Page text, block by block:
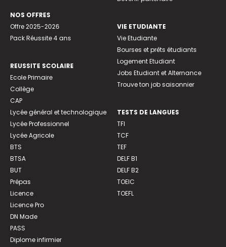
NOS OFFRES
Offre 2025-2026
Pack Réussite 4 ans
REUSSITE SCOLAIRE
Ecole Primaire
Collège
CAP
Lycée général et technologique
Lycée Professionnel
Lycée Agricole
BTS
BTSA
BUT
Prépas
Licence
Licence Pro
DN Made
PASS
Diplome infirmier
VIE ETUDIANTE
Vie Etudiante
Bourses et prêts étudiants
Logement Etudiant
Jobs Etudiant et Alternance
Trouve ton job saisonnier
TESTS DE LANGUES
TFI
TCF
TEF
DELF B1
DELF B2
TOEIC
TOEFL